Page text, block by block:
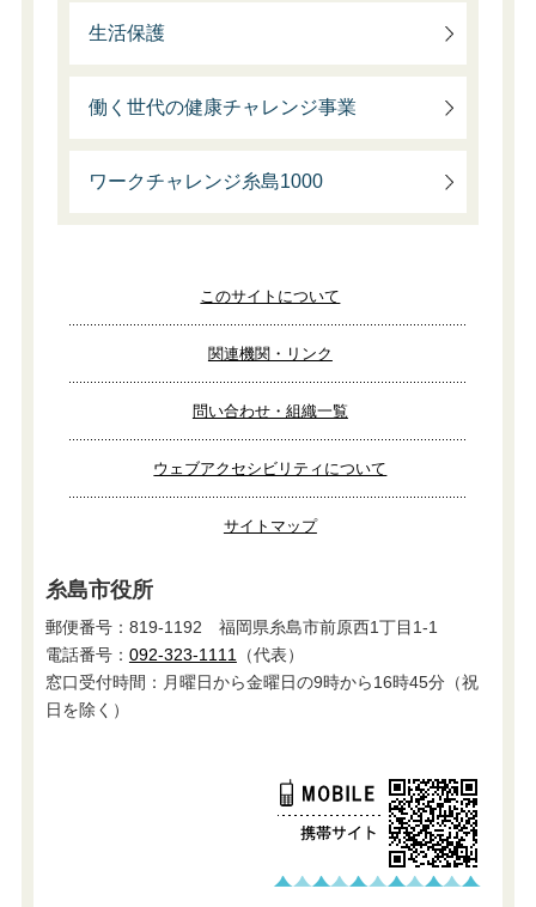
生活保護
働く世代の健康チャレンジ事業
ワークチャレンジ糸島1000
このサイトについて
関連機関・リンク
問い合わせ・組織一覧
ウェブアクセシビリティについて
サイトマップ
糸島市役所
郵便番号：819-1192 福岡県糸島市前原西1丁目1-1
電話番号： 092-323-1111
（代表）
窓口受付時間：月曜日から金曜日の9時から16時45分（祝
日を除く）